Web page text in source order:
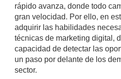
rápido avanza, donde todo
gran velocidad. Por ello, en
adquirir las habilidades
técnicas de marketing digital,
capacidad de detectar las
un paso por delante de los
sector.